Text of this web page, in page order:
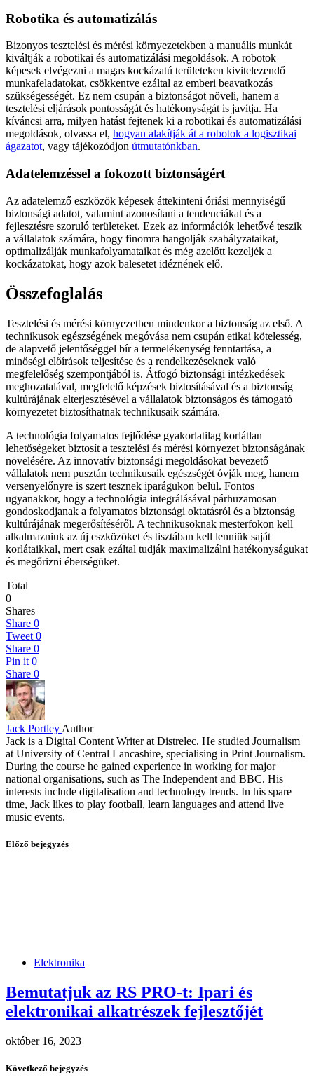
Robotika és automatizálás
Bizonyos tesztelési és mérési környezetekben a manuális munkát
kiváltják a robotikai és automatizálási megoldások. A robotok
képesek elvégezni a magas kockázatú területeken kivitelezendő
munkafeladatokat, csökkentve ezáltal az emberi beavatkozás
szükségességét. Ez nem csupán a biztonságot növeli, hanem a
tesztelési eljárások pontosságát és hatékonyságát is javítja. Ha
kíváncsi arra, milyen hatást fejtenek ki a robotikai és automatizálási
megoldások, olvassa el, hogyan alakítják át a robotok a logisztikai
ágazatot, vagy tájékozódjon útmutatónkban.
Adatelemzéssel a fokozott biztonságért
Az adatelemző eszközök képesek áttekinteni óriási mennyiségű
biztonsági adatot, valamint azonosítani a tendenciákat és a
fejlesztésre szoruló területeket. Ezek az információk lehetővé teszik
a vállalatok számára, hogy finomra hangolják szabályzataikat,
optimalizálják munkafolyamataikat és még azelőtt kezeljék a
kockázatokat, hogy azok balesetet idéznének elő.
Összefoglalás
Tesztelési és mérési környezetben mindenkor a biztonság az első. A
technikusok egészségének megóvása nem csupán etikai kötelesség,
de alapvető jelentőséggel bír a termelékenység fenntartása, a
minőségi előírások teljesítése és a rendelkezéseknek való
megfelelőség szempontjából is. Átfogó biztonsági intézkedések
meghozatalával, megfelelő képzések biztosításával és a biztonság
kultúrájának elterjesztésével a vállalatok biztonságos és támogató
környezetet biztosíthatnak technikusaik számára.
A technológia folyamatos fejlődése gyakorlatilag korlátlan
lehetőségeket biztosít a tesztelési és mérési környezet biztonságának
növelésére. Az innovatív biztonsági megoldásokat bevezető
vállalatok nem pusztán technikusaik egészségét óvják meg, hanem
versenyelőnyre is szert tesznek iparágukon belül. Fontos
ugyanakkor, hogy a technológia integrálásával párhuzamosan
gondoskodjanak a folyamatos biztonsági oktatásról és a biztonság
kultúrájának megerősítéséről. A technikusoknak mesterfokon kell
alkalmazniuk az új eszközöket és tisztában kell lenniük saját
korlátaikkal, mert csak ezáltal tudják maximalizálni hatékonyságukat
és megőrizni éberségüket.
Total
0
Shares
Share 0
Tweet 0
Share 0
Pin it 0
Share 0
Jack Portley Author
Jack is a Digital Content Writer at Distrelec. He studied Journalism
at University of Central Lancashire, specialising in Print Journalism.
During the course he gained experience in working for major
national organisations, such as The Independent and BBC. His
interests include digitalisation and technology trends. In his spare
time, Jack likes to play football, learn languages and attend live
music events.
Előző bejegyzés
Elektronika
Bemutatjuk az RS PRO-t: Ipari és
elektronikai alkatrészek fejlesztőjét
október 16, 2023
Következő bejegyzés